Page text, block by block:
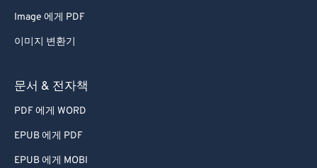
Image 에게 PDF
이미지 변환기
문서 & 전자책
PDF 에게 WORD
EPUB 에게 PDF
EPUB 에게 MOBI